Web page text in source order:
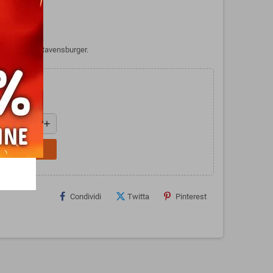
COLORI di Ravensburger.
add
Condividi Twitta Pinterest